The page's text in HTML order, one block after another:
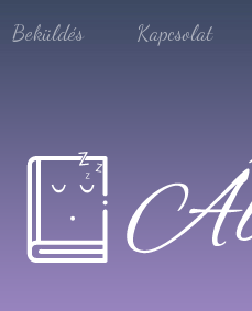
Beküldés Kapcsolat